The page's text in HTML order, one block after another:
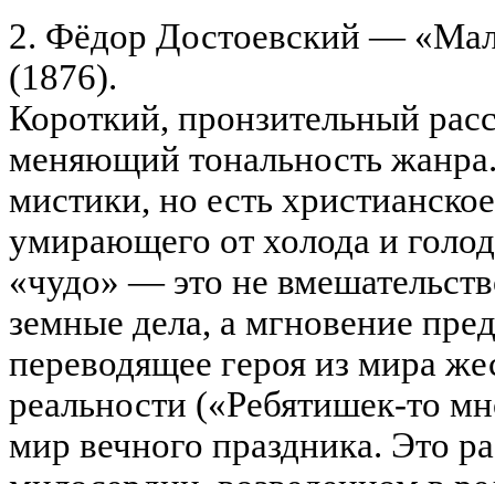
2. Фёдор Достоевский —
(1876).
Короткий, пронзительный
меняющий тональность
мистики, но есть
умирающего от холода и
«чудо» — это не
земные дела, а мгновение
переводящее героя из мира
реальности («Ребятишек-то
мир вечного праздника. Это